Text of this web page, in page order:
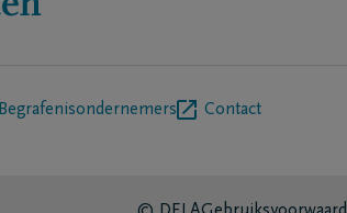
Begrafenisondernemers Contact